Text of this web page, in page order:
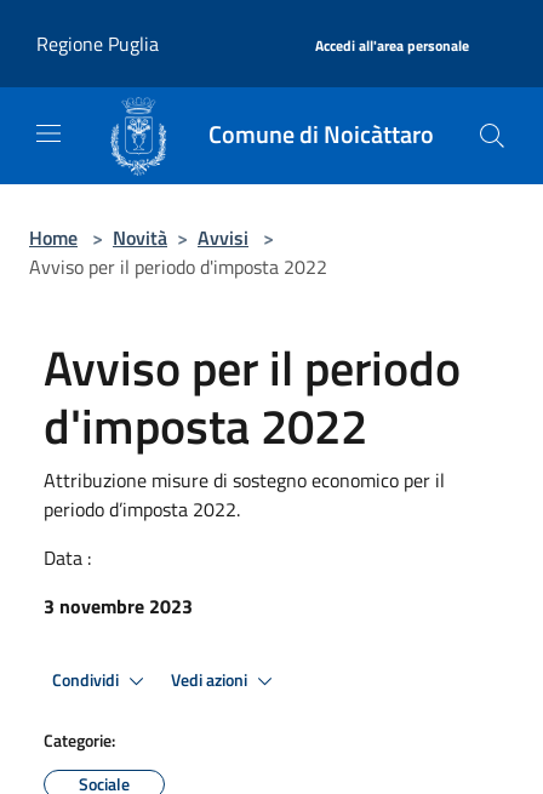
Regione Puglia
Accedi all'area personale
Comune di Noicàttaro
Home > Novità > Avvisi >
Avviso per il periodo d'imposta 2022
Avviso per il periodo
d'imposta 2022
Attribuzione misure di sostegno economico per il
periodo d’imposta 2022.
Data :
3 novembre 2023
Condividi Vedi azioni
Categorie:
Sociale